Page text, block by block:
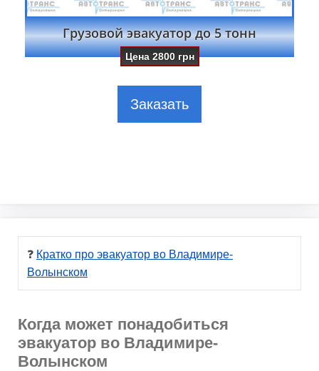
Грузовой эвакуатор до 5 тонн
Цена2800 грн
Заказать
❓ Кратко про эвакуатор во Владимире-
Волынском
Когда может понадобиться
эвакуатор во Владимире-
Волынском